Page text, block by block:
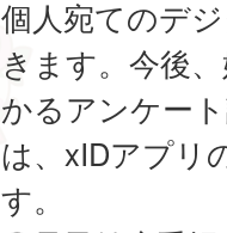
個人宛てのデ
きます。今後
かるアンケー
は、xIDアプリ
す。